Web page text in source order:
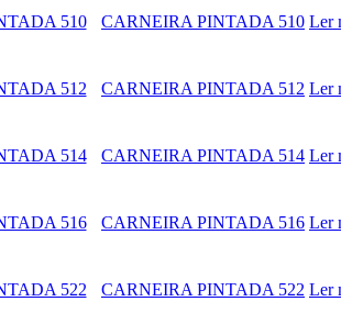
CARNEIRA PINTADA 510 Ler
CARNEIRA PINTADA 512 Ler
CARNEIRA PINTADA 514 Ler
CARNEIRA PINTADA 516 Ler
CARNEIRA PINTADA 522 Ler